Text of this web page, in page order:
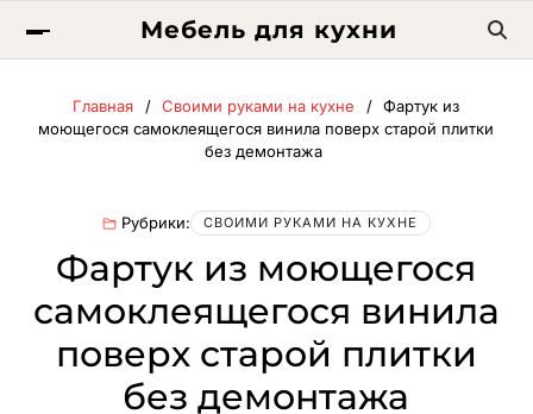
Мебель для кухни
Главная Своими руками на кухне
Фартук из
моющегося самоклеящегося винила поверх старой плитки
без демонтажа
Рубрики: СВОИМИ РУКАМИ НА КУХНЕ
Фартук из моющегося
самоклеящегося винила
поверх старой плитки
без демонтажа